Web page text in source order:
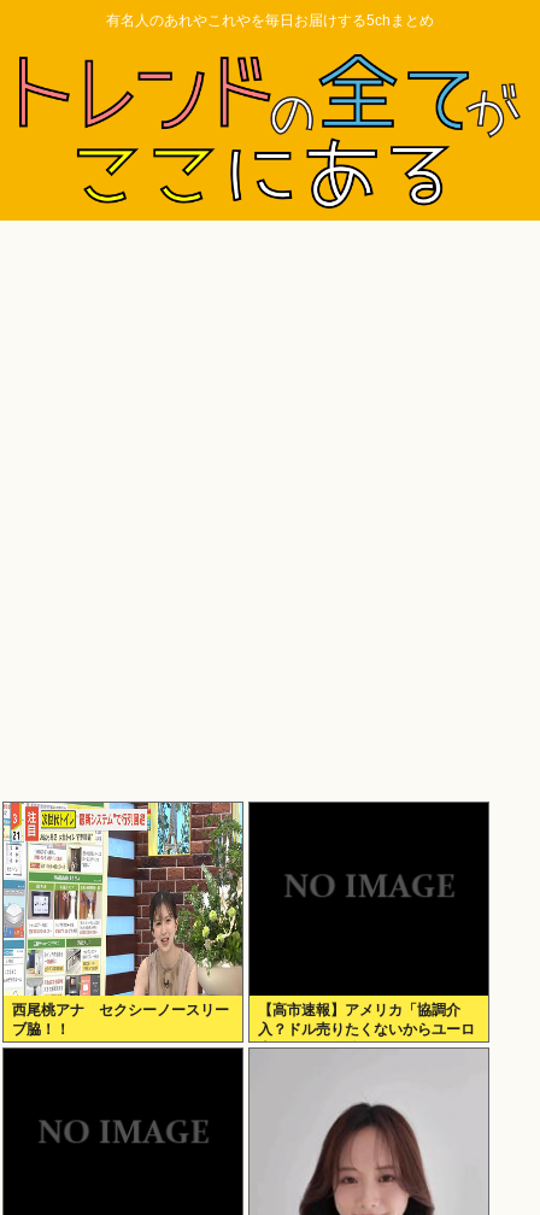
有名人のあれやこれやを毎日お届けする5chまとめ
西尾桃アナ セクシーノースリー
ブ脇！！
【高市速報】アメリカ「協調介
入？ドル売りたくないからユーロ
売るわ」EU激怒www